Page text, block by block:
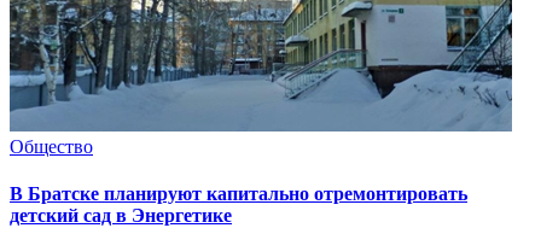
Общество
В Братске планируют капитально отремонтировать
детский сад в Энергетике